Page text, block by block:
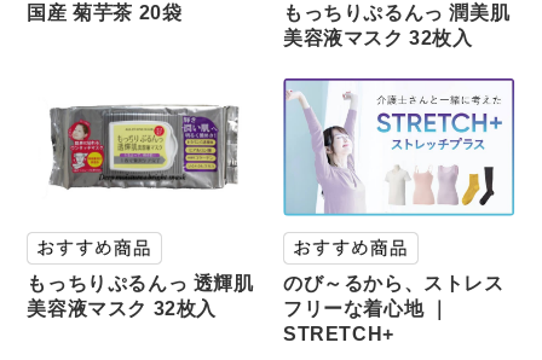
国産 菊芋茶 20袋
もっちりぷるんっ 潤美肌
美容液マスク 32枚入
もっちりぷるんっ 透輝肌
美容液マスク 32枚入
のび～るから、ストレス
フリーな着心地 ｜
STRETCH+